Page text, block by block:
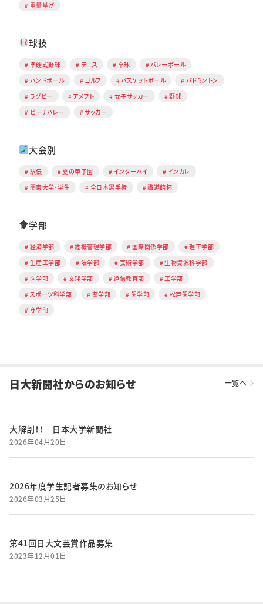
重量挙げ
球技
準硬式野球 テニス 卓球
バレーボール
ハンドボール
ゴルフ バスケットボール
バドミントン
ラグビー
アメフト 女子サッカー
野球
ビーチバレー
サッカー
大会別
駅伝 夏の甲子園 インターハイ
インカレ
関東大学・学生
全日本選手権 講道館杯
学部
経済学部 危機管理学部 国際関係学部
理工学部
生産工学部
法学部 芸術学部
生物資源科学部
医学部
文理学部 通信教育部
工学部
スポーツ科学部
薬学部 歯学部
松戸歯学部
商学部
日大新聞社からのお知らせ 一覧へ
大解剖！！ 日本大学新聞社
2026年04月20日
2026年度学生記者募集のお知らせ
2026年03月25日
第41回日大文芸賞作品募集
2023年12月01日